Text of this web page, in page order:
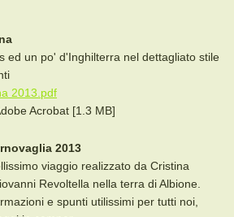
ed un po' d'Inghilterra nel dettagliato stile
2013.pdf
Acrobat [1.3 MB]
2013
viaggio realizzato da Cristina
Revoltella nella terra di Albione.
e spunti utilissimi per tutti noi,